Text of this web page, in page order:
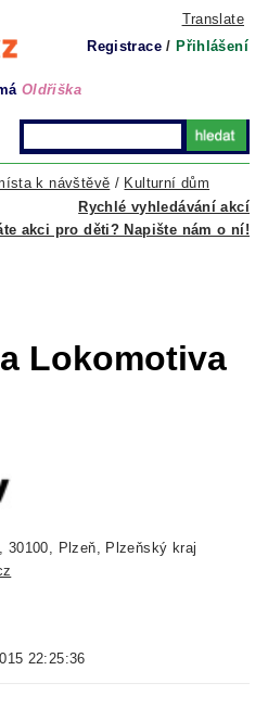
Translate
Registrace / Přihlášení
Oldřiška
Rychlé vyhledávání akcí
k návštěvě / Kulturní dům
akci pro děti? Napište nám o ní!
Lokomotiva
30100, Plzeň, Plzeňský kraj
22:25:36